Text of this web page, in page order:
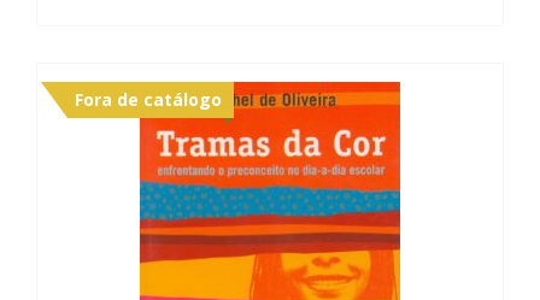
Fora de catálogo